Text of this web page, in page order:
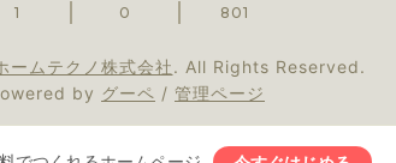
1 0 801
ームテクノ株式会社. All Rights Reserved.
by グーペ / 管理ページ